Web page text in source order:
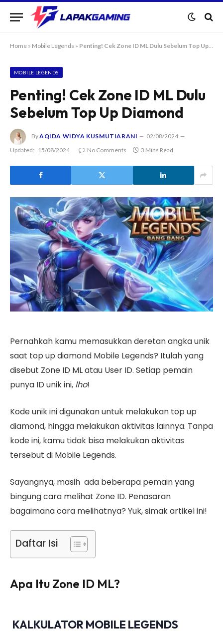
Home » Mobile Legends » Penting! Cek Zone ID ML Dulu Sebelum Top Up Diamond
MOBILE LEGENDS
Penting! Cek Zone ID ML Dulu
Sebelum Top Up Diamond
ByAQIDA WIDYA KUSMUTIARANI
02/08/2024
Updated:
15/08/2024 No Comments 3 Mins Read
Pernahkah kamu memasukkan deretan angka unik
saat top up diamond Mobile Legends? Itulah yang
disebut Zone ID ML atau User ID. Setiap pemain
punya ID unik ini, lho!
Kode unik ini digunakan untuk melakukan top up
diamond, hingga melakukan aktivitas lainnya. Tanpa
kode ini, kamu tidak bisa melakukan aktivitas
tersebut di Mobile Legends.
Sayangnya, masih ada beberapa pemain yang
bingung cara melihat Zone ID. Penasaran
bagaimana cara melihatnya? Yuk, simak artikel ini!
Daftar Isi
Apa Itu Zone ID ML?
KALKULATOR MOBILE LEGENDS